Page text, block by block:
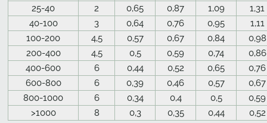
25-40
2 0,65 0,87 1,09
1,31
40-100
3 0,64 0,76 0,95
1,11
100-200
4,5 0,57 0,67 0,84
0,98
200-400
4,5 0,5 0,59 0,74
0,86
400-600
6 0,44 0,52 0,65
0,76
600-800
6 0,39 0,46 0,57
0,67
800-1000
6 0,34 0,4 0,5
0,59
>1000
8 0,3 0,35 0,44 0,52